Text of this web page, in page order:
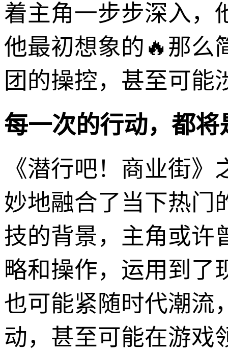
着主角一步步深入，
他最初想象的🔥那么
团的操控，甚至可能
每一次的行动，都
《潜行吧！商业街
妙地融合了当下热门
技的背景，主角或许
略和操作，运用到了
也可能紧随时代潮流
动，甚至可能在游戏